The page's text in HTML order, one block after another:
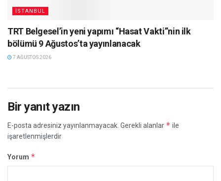
İSTANBUL
TRT Belgesel’in yeni yapımı “Hasat Vakti”nin ilk
bölümü 9 Ağustos’ta yayınlanacak
7 AĞUSTOS 2026
Bir yanıt yazın
E-posta adresiniz yayınlanmayacak. Gerekli alanlar * ile
işaretlenmişlerdir
Yorum *